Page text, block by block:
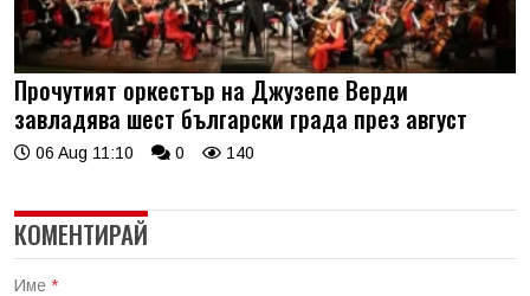
Прочутият оркестър на Джузепе Верди
завладява шест български града през август
06 Aug 11:10 0 140
КОМЕНТИРАЙ
Име *